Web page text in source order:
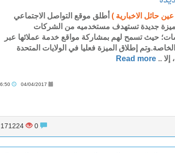
حائل الاخبارية ) أطلق موقع التواصل الاجتماعي
ميزة جديدة تستهدف مستخدميه من الشركات
حيث تسمح لهم بمشاركة مواقع خدمة عملائها عبر
إطلاق الميزة فعليا في الولايات المتحدة
إلا .. Read more
04/04/2017 6:50 م
0
171224